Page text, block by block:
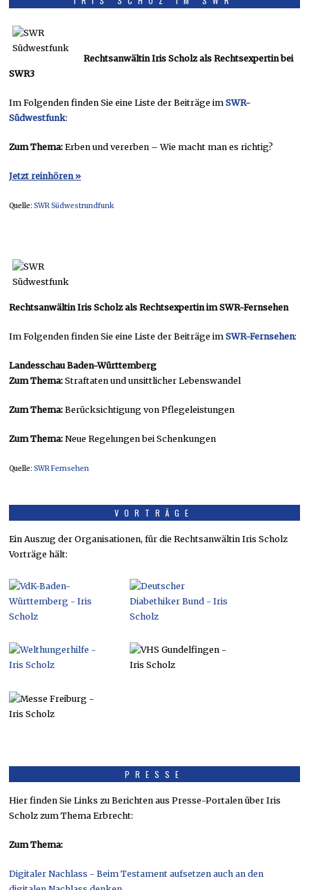
Rechtsanwältin Iris Scholz als Rechtsexpertin bei
SWR3
Im Folgenden finden Sie eine Liste der Beiträge imSWR-
Südwestfunk:
Zum Thema: Erben und vererben – Wie macht man es richtig?
Jetzt reinhören »
Quelle:SWR Südwestrundfunk
Rechtsanwältin Iris Scholz als Rechtsexpertin im SWR-Fernsehen
Im Folgenden finden Sie eine Liste der Beiträge imSWR-Fernsehen:
Landesschau Baden-Württemberg
Zum Thema: Straftaten und unsittlicher Lebenswandel
Zum Thema: Berücksichtigung von Pflegeleistungen
Zum Thema: Neue Regelungen bei Schenkungen
Quelle:SWR Fernsehen
VORTRÄGE
Ein Auszug der Organisationen, für die Rechtsanwältin Iris Scholz
Vorträge hält:
PRESSE
Hier finden Sie Links zu Berichten aus Presse-Portalen über Iris
Scholz zum Thema Erbrecht:
Zum Thema:
Digitaler Nachlass - Beim Testament aufsetzen auch an den